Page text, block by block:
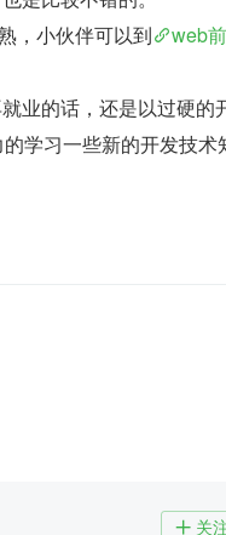
，小伙伴可以到
web
业的话，还是以过硬的
学习一些新的开发技术
 关